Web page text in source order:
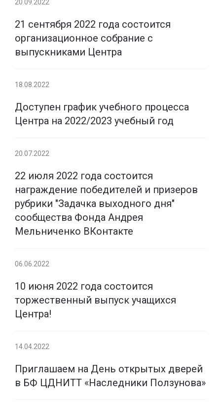
20.09.2022
21 сентября 2022 года состоится
организационное собрание с
выпускниками Центра
18.08.2022
Доступен график учебного процесса
Центра на 2022/2023 учебный год
20.07.2022
22 июля 2022 года состоится
награждение победителей и призеров
рубрики "Задачка выходного дня"
сообщества Фонда Андрея
Мельниченко ВКонтакте
06.06.2022
10 июня 2022 года состоится
торжественный выпуск учащихся
Центра!
14.04.2022
Приглашаем на День открытых дверей
в БФ ЦДНИТТ «Наследники Ползунова»